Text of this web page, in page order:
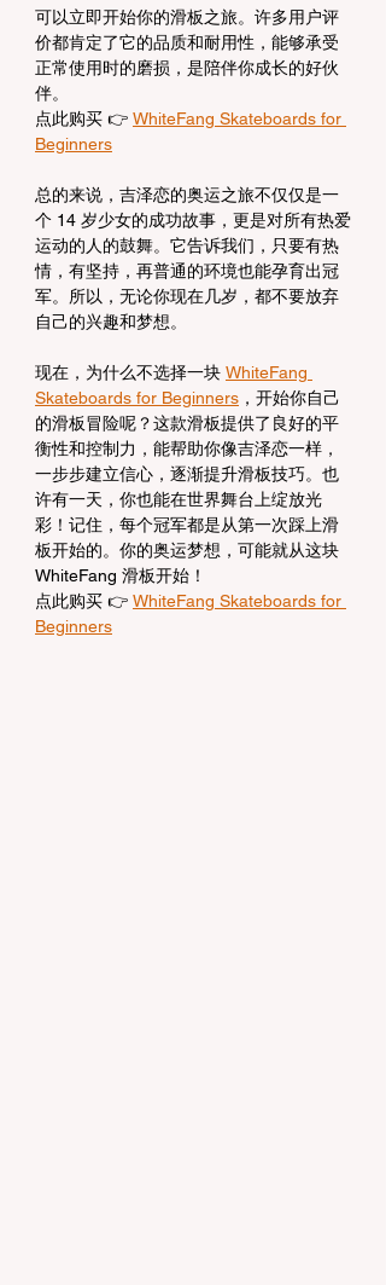
可以立即开始你的滑板之旅。许多用户评
价都肯定了它的品质和耐用性，能够承受
正常使用时的磨损，是陪伴你成长的好伙
伴。
点此购买 👉 WhiteFang Skateboards for
Beginners
总的来说，吉泽恋的奥运之旅不仅仅是一
个 14 岁少女的成功故事，更是对所有热爱
运动的人的鼓舞。它告诉我们，只要有热
情，有坚持，再普通的环境也能孕育出冠
军。所以，无论你现在几岁，都不要放弃
自己的兴趣和梦想。
现在，为什么不选择一块 WhiteFang
Skateboards for Beginners ，开始你自己
的滑板冒险呢？这款滑板提供了良好的平
衡性和控制力，能帮助你像吉泽恋一样，
一步步建立信心，逐渐提升滑板技巧。也
许有一天，你也能在世界舞台上绽放光
彩！记住，每个冠军都是从第一次踩上滑
板开始的。你的奥运梦想，可能就从这块
WhiteFang 滑板开始！
点此购买 👉 WhiteFang Skateboards for
Beginners